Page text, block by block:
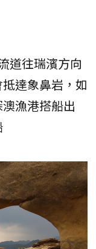
道往瑞濱方向
達象鼻岩，如
漁港搭船出